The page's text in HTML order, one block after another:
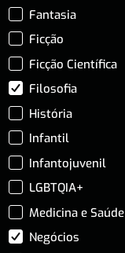
Fantasia
Ficção
Ficção Científica
Filosofia
História
Infantil
Infantojuvenil
LGBTQIA+
Medicina e Saúde
Negócios